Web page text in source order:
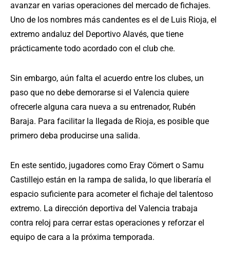
avanzar en varias operaciones del mercado de fichajes.
Uno de los nombres más candentes es el de Luis Rioja, el
extremo andaluz del Deportivo Alavés, que tiene
prácticamente todo acordado con el club che.
Sin embargo, aún falta el acuerdo entre los clubes, un
paso que no debe demorarse si el Valencia quiere
ofrecerle alguna cara nueva a su entrenador, Rubén
Baraja. Para facilitar la llegada de Rioja, es posible que
primero deba producirse una salida.
En este sentido, jugadores como Eray Cömert o Samu
Castillejo están en la rampa de salida, lo que liberaría el
espacio suficiente para acometer el fichaje del talentoso
extremo. La dirección deportiva del Valencia trabaja
contra reloj para cerrar estas operaciones y reforzar el
equipo de cara a la próxima temporada.